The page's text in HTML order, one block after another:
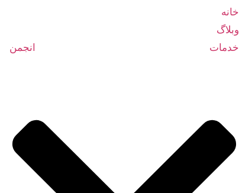
خانه
وبلاگ
خدمات انجمن